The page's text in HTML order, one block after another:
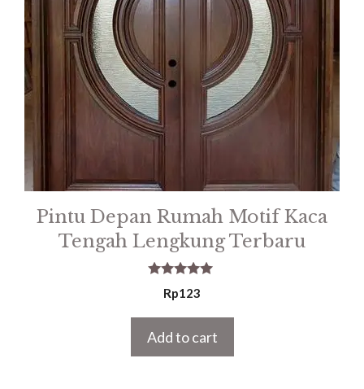
Pintu Depan Rumah Motif Kaca
Tengah Lengkung Terbaru
5.00
out of 5
Rp123
Add to cart